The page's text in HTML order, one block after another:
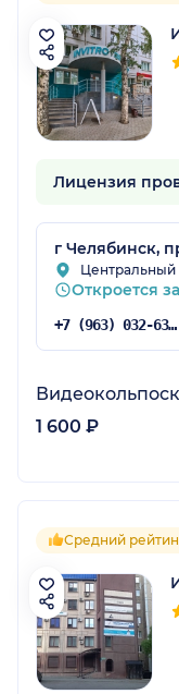
Лицензия
г Челябинск,
Центральный
Откроется
+7 (963) 032-63-92
1 600 ₽
Средний